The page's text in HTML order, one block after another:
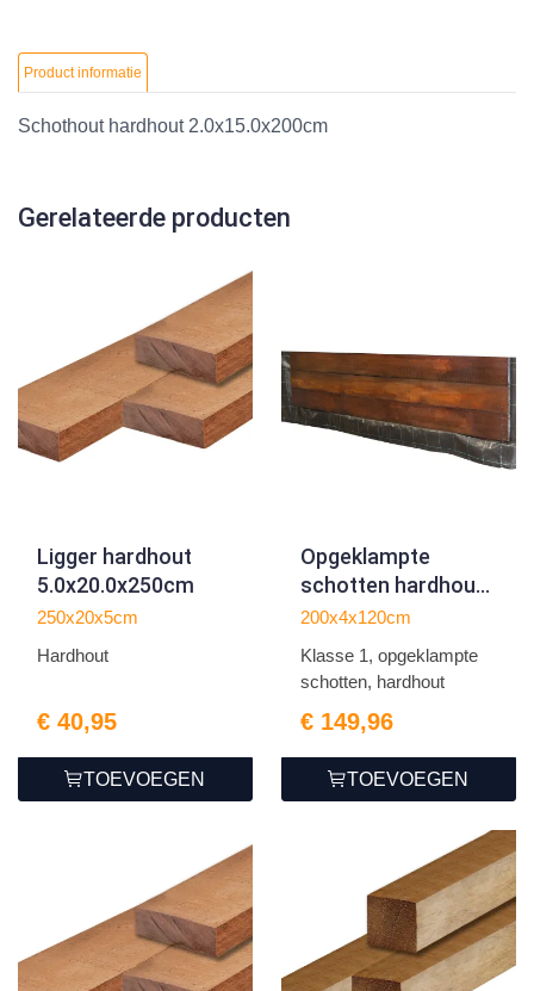
Product informatie
Schothout hardhout 2.0x15.0x200cm
Gerelateerde producten
Ligger hardhout
5.0x20.0x250cm
250x20x5cm
Hardhout
€ 40,95
TOEVOEGEN
Opgeklampte
schotten hardhout
klasse 1 40mm
200x4x120cm
Klasse 1, opgeklampte
schotten, hardhout
€ 149,96
TOEVOEGEN